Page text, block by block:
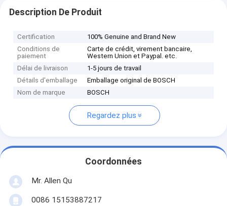
Description De Produit
Certification
100% Genuine and Brand New
Conditions de
paiement
Carte de crédit, virement bancaire,
Western Union et Paypal. etc.
Délai de livraison
1-5 jours de travail
Détails d'emballage
Emballage original de BOSCH
Nom de marque
BOSCH
Regardez plus
Coordonnées
Mr. Allen Qu
0086 15153887217